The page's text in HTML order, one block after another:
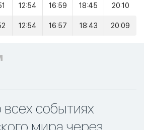
12:54 16:59 18:45 20:10
12:54 16:57 18:43 20:09
событиях
мира через